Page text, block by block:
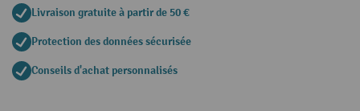
Livraison gratuite à partir de 50 €
Protection des données sécurisée
Conseils d'achat personnalisés